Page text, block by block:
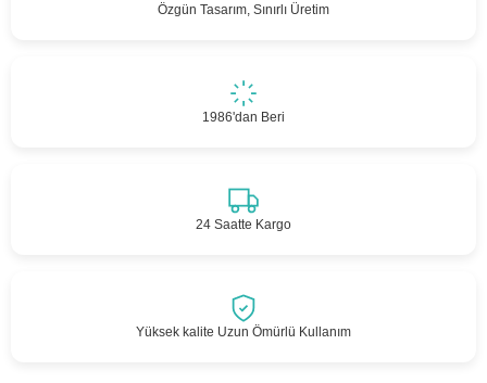
Özgün Tasarım, Sınırlı Üretim
1986'dan Beri
24 Saatte Kargo
Yüksek kalite Uzun Ömürlü Kullanım